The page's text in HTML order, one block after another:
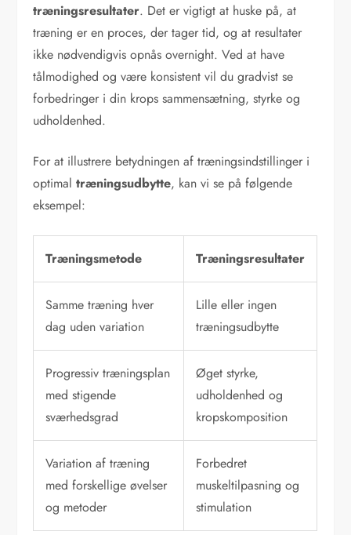
træningsresultater. Det er vigtigt at huske på, at
træning er en proces, der tager tid, og at resultater
ikke nødvendigvis opnås overnight. Ved at have
tålmodighed og være konsistent vil du gradvist se
forbedringer i din krops sammensætning, styrke og
udholdenhed.
For at illustrere betydningen af træningsindstillinger i
optimaltræningsudbytte, kan vi se på følgende
eksempel:
Træningsmetode Træningsresultater
Samme træning hver
dag uden variation
Lille eller ingen
træningsudbytte
Progressiv træningsplan
med stigende
sværhedsgrad
Øget styrke,
udholdenhed og
kropskomposition
Variation af træning
med forskellige øvelser
og metoder
Forbedret
muskeltilpasning og
stimulation